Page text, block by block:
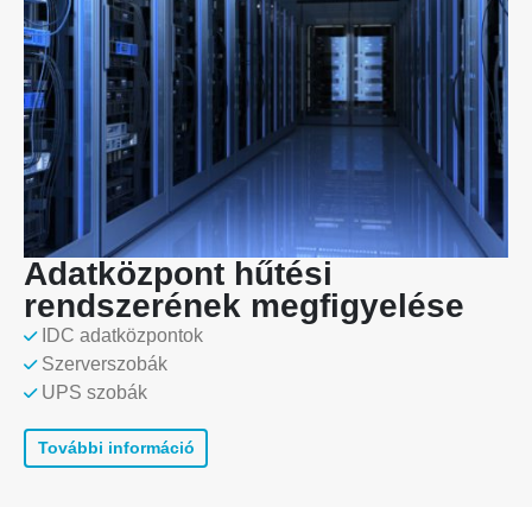
Adatközpont hűtési
rendszerének megfigyelése
IDC adatközpontok
Szerverszobák
UPS szobák
További információ